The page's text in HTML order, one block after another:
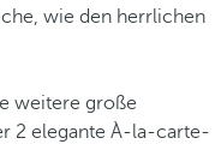
wie den herrlichen
weitere große
2 elegante À-la-carte-